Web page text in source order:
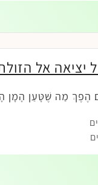
יציאה אל
הֶפֶךְ מַה שֶּׁטָּעַן הָמָן